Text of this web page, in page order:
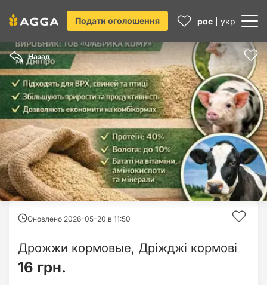
Подати оголошення рос укр
Назад
Оновлено 2026-05-20 в 11:50
Дрожжи кормовые, Дріжджі кормові
16 грн.